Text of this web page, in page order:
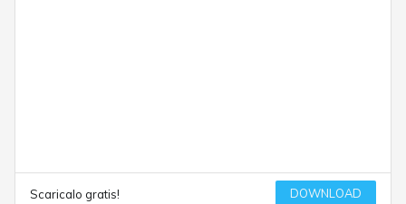
Scaricalo gratis! DOWNLOAD